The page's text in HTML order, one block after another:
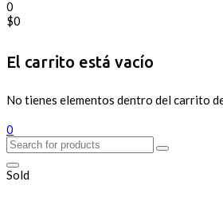
0
$0
El carrito está vacío
No tienes elementos dentro del carrito
0
Sold